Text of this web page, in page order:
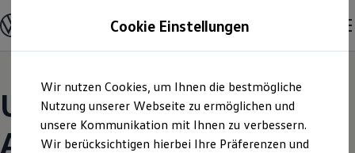
Hauptinhalt
springen
Footer
springen
Modelle und Konfigurator
Konfigurator
Modelle vergleichen
Elektroautos
ENERGY Sondermodelle
Nutzfahrzeuge
SUV und CUV
Familienautos
Unsere aktuellen
Angebote und mehr
Cookie Einstellungen
Wir nutzen Cookies, um Ihnen die bestmögliche
Nutzung unserer Webseite zu ermöglichen und
unsere Kommunikation mit Ihnen zu verbessern.
Wir berücksichtigen hierbei Ihre Präferenzen und